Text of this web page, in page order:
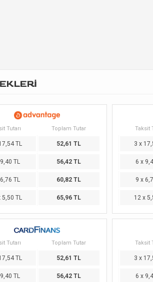
Tutarı Toplam Tutar
TL 52,61 TL
TL 56,42 TL
TL 60,82 TL
5,50 TL 65,96 TL
Taksit
3 x
6 x
9 x
12 x
Tutarı Toplam Tutar
TL 52,61 TL
TL 56,42 TL
Taksit
3 x
6 x